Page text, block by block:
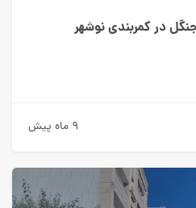
در کمربندی نوشهر
۹ ماه پیش